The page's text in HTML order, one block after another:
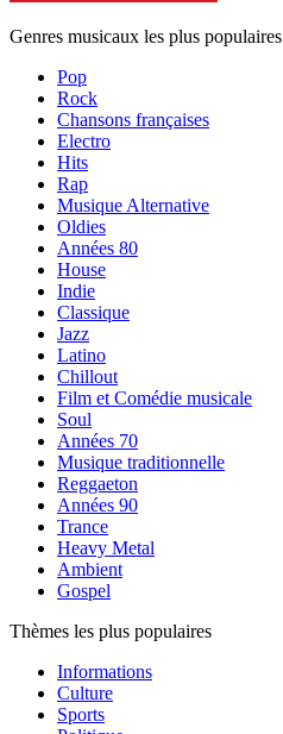
Genres musicaux les plus populaires
Pop
Rock
Chansons françaises
Electro
Hits
Rap
Musique Alternative
Oldies
Années 80
House
Indie
Classique
Jazz
Latino
Chillout
Film et Comédie musicale
Soul
Années 70
Musique traditionnelle
Reggaeton
Années 90
Trance
Heavy Metal
Ambient
Gospel
Thèmes les plus populaires
Informations
Culture
Sports